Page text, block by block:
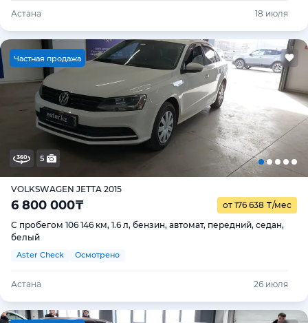
Астана 18 июля
Частная продажа
5
VOLKSWAGEN JETTA 2015
6 800 000₸ от 176 638 ₸/мес
С пробегом 106 146 км, 1.6 л, бензин, автомат, передний, седан,
белый
Aster Check Осмотрено
Астана 26 июля